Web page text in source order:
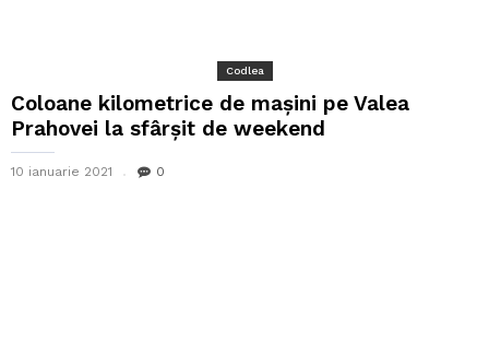
Codlea
Coloane kilometrice de mașini pe Valea
Prahovei la sfârșit de weekend
10 ianuarie 2021 0